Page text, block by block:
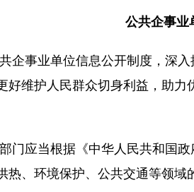
公共企事业
企事业单位信息公开制度，深
好维护人民群众切身利益，助
门应当根据《中华人民共和国
热、环境保护、公共交通等领域